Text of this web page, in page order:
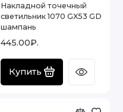
Накладной точечный
светильник 1070 GX53 GD
шампань
445.00₽.
Купить